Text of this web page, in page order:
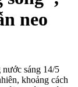
neo
nước sáng 14/5
khoảng cách